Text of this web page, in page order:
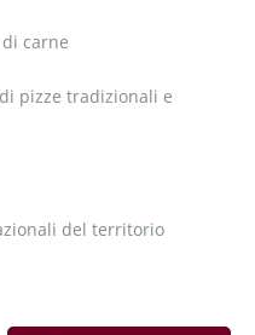
carne
pizze tradizionali e
del territorio